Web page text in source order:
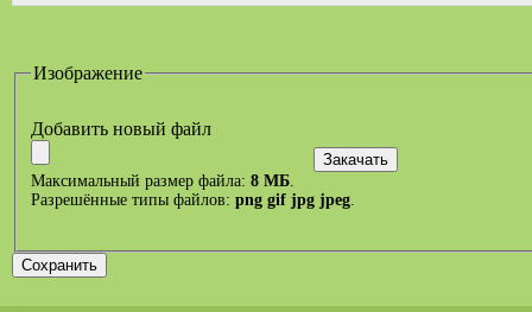
Изображение
Добавить новый файл
Максимальный размер файла: 8 МБ.
Разрешённые типы файлов: png gif jpg jpeg.